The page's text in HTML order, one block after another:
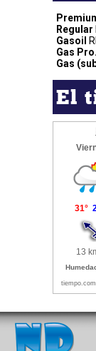
Regular
Gasoil
Gas Pro.
Gas
El